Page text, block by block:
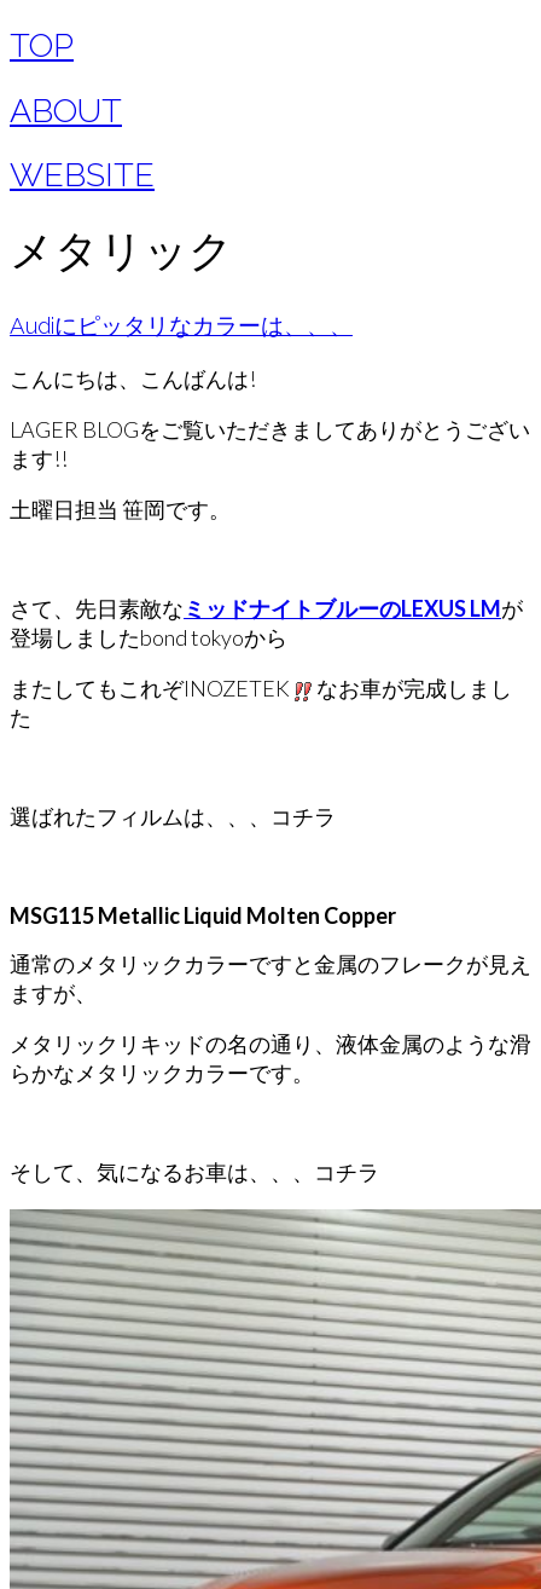
TOP
ABOUT
WEBSITE
メタリック
Audiにピッタリなカラーは、、、
こんにちは、こんばんは!
LAGER BLOGをご覧いただきましてありがとうござい
ます!!
土曜日担当 笹岡です。
さて、先日素敵な ミッドナイトブルーのLEXUS LMが
登場しましたbond tokyoから
またしてもこれぞINOZETEK
なお車が完成しまし
た
選ばれたフィルムは、、、コチラ
MSG115 Metallic Liquid Molten Copper
通常のメタリックカラーですと金属のフレークが見え
ますが、
メタリックリキッドの名の通り、液体金属のような滑
らかなメタリックカラーです。
そして、気になるお車は、、、コチラ